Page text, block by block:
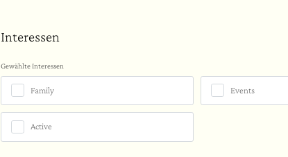
Interessen
Gewählte Interessen
Family Events
Active